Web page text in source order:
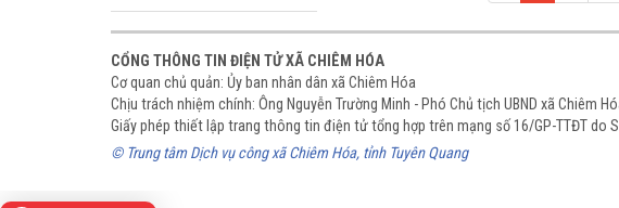
CỔNG THÔNG TIN ĐIỆN TỬ XÃ CHIÊM HÓA
Cơ quan chủ quản: Ủy ban nhân dân xã Chiêm Hóa
Chịu trách nhiệm chính: Ông Nguyễn Trường Minh - Phó Chủ tịch UBND xã Chiêm
Giấy phép thiết lập trang thông tin điện tử tổng hợp trên mạng số 16/GP-TTĐT do
© Trung tâm Dịch vụ công xã Chiêm Hóa, tỉnh Tuyên Quang